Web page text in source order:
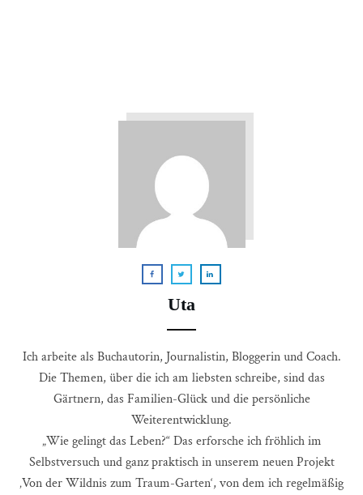
Uta
Ich arbeite als Buchautorin, Journalistin, Bloggerin und Coach.
Die Themen, über die ich am liebsten schreibe, sind das
Gärtnern, das Familien-Glück und die persönliche
Weiterentwicklung.
„Wie gelingt das Leben?“ Das erforsche ich fröhlich im
Selbstversuch und ganz praktisch in unserem neuen Projekt
‚Von der Wildnis zum Traum-Garten‘, von dem ich regelmäßig